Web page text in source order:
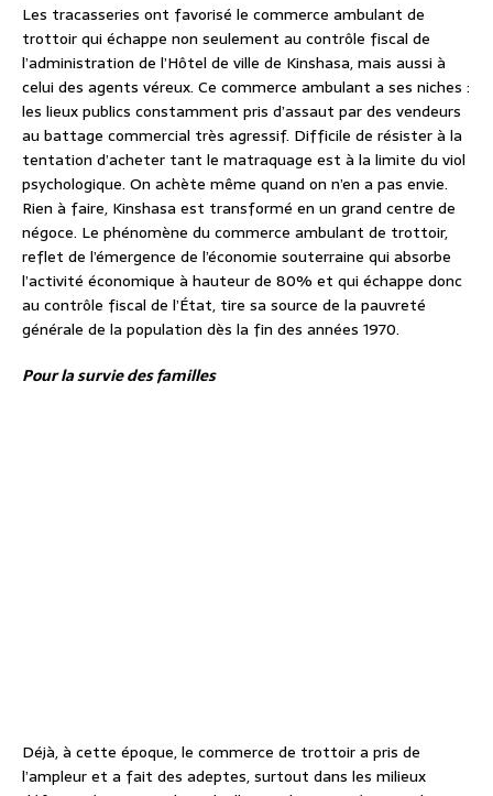
Les tracasseries ont favorisé le commerce ambulant de
trottoir qui échappe non seulement au contrôle fiscal de
l’administration de l’Hôtel de ville de Kinshasa, mais aussi à
celui des agents véreux. Ce commerce ambulant a ses niches :
les lieux publics constamment pris d’assaut par des vendeurs
au battage commercial très agressif. Difficile de résister à la
tentation d’acheter tant le matraquage est à la limite du viol
psychologique. On achète même quand on n’en a pas envie.
Rien à faire, Kinshasa est transformé en un grand centre de
négoce. Le phénomène du commerce ambulant de trottoir,
reflet de l’émergence de l’économie souterraine qui absorbe
l’activité économique à hauteur de 80% et qui échappe donc
au contrôle fiscal de l’État, tire sa source de la pauvreté
générale de la population dès la fin des années 1970.
Pour la survie des familles
Déjà, à cette époque, le commerce de trottoir a pris de
l’ampleur et a fait des adeptes, surtout dans les milieux